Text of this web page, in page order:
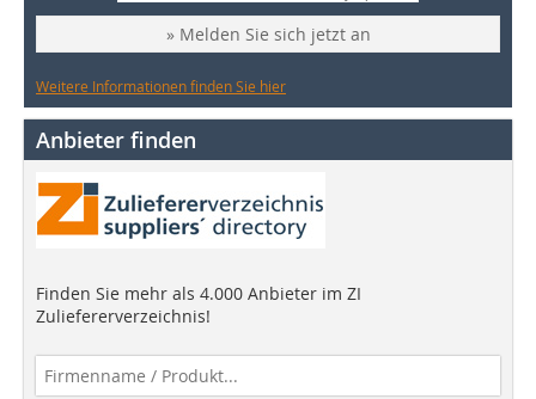
» Melden Sie sich jetzt an
Weitere Informationen finden Sie hier
Anbieter finden
Finden Sie mehr als 4.000 Anbieter im ZI
Zuliefererverzeichnis!